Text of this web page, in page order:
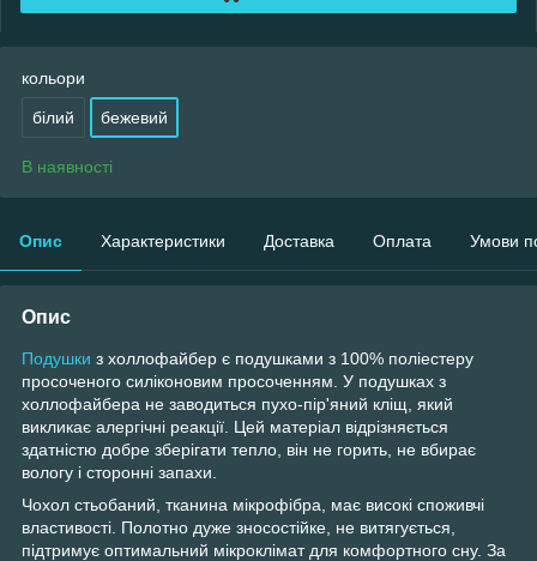
кольори
білий бежевий
В наявності
Опис Характеристики Доставка Оплата Умови
Опис
Подушки з холлофайбер є подушками з 100% поліестеру
просоченого силіконовим просоченням. У подушках з
холлофайбера не заводиться пухо-пір'яний кліщ, який
викликає алергічні реакції. Цей матеріал відрізняється
здатністю добре зберігати тепло, він не горить, не вбирає
вологу і сторонні запахи.
Чохол стьобаний, тканина мікрофібра, має високі споживчі
властивості. Полотно дуже зносостійке, не витягується,
підтримує оптимальний мікроклімат для комфортного сну. За